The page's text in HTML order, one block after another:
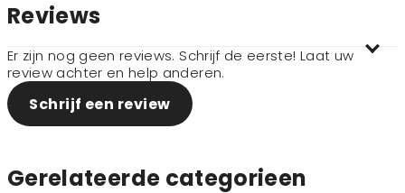
Reviews
Er zijn nog geen reviews. Schrijf de eerste! Laat uw
review achter en help anderen.
Schrijf een review
Gerelateerde categorieen